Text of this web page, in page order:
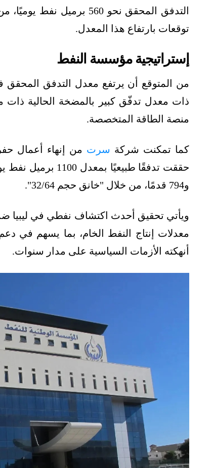
توقعات بارتفاع هذا المعدل.
إستراتيجية مؤسسة النفط
من المتوقع أن يرتفع معدل التدفق
ذات معدل تدفّق كبير بالمضخة الحالية ذات
منصة الطاقة المتخصصة.
كما تمكنت شركة سرت
و794 قدمًا، من خلال "خانق حجم 32/64".
ويأتي تحقيق أحدث اكتشاف نفطي في ليبيا ضمن
معدلات إنتاج النفط الخام، بما يسهم في
أنهكته الأزمات السياسية على مدار سنوات.